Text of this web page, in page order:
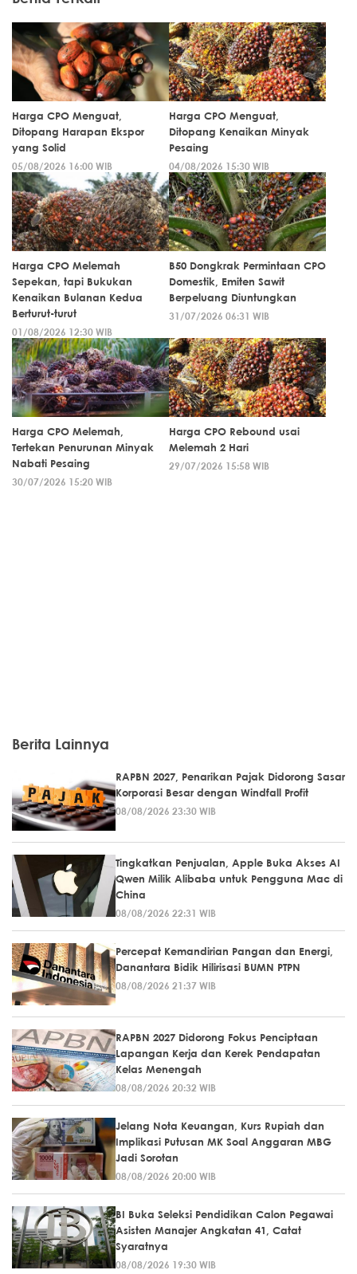
Harga CPO Menguat,
Ditopang Harapan Ekspor
yang Solid
05/08/2026 16:00 WIB
Harga CPO Menguat,
Ditopang Kenaikan Minyak
Pesaing
04/08/2026 15:30 WIB
Harga CPO Melemah
Sepekan, tapi Bukukan
Kenaikan Bulanan Kedua
Berturut-turut
01/08/2026 12:30 WIB
B50 Dongkrak Permintaan CPO
Domestik, Emiten Sawit
Berpeluang Diuntungkan
31/07/2026 06:31 WIB
Harga CPO Melemah,
Tertekan Penurunan Minyak
Nabati Pesaing
30/07/2026 15:20 WIB
Harga CPO Rebound usai
Melemah 2 Hari
29/07/2026 15:58 WIB
Berita Lainnya
RAPBN 2027, Penarikan Pajak Didorong Sasar
Korporasi Besar dengan Windfall Profit
08/08/2026 23:30 WIB
Tingkatkan Penjualan, Apple Buka Akses AI
Qwen Milik Alibaba untuk Pengguna Mac di
China
08/08/2026 22:31 WIB
Percepat Kemandirian Pangan dan Energi,
Danantara Bidik Hilirisasi BUMN PTPN
08/08/2026 21:37 WIB
RAPBN 2027 Didorong Fokus Penciptaan
Lapangan Kerja dan Kerek Pendapatan
Kelas Menengah
08/08/2026 20:32 WIB
Jelang Nota Keuangan, Kurs Rupiah dan
Implikasi Putusan MK Soal Anggaran MBG
Jadi Sorotan
08/08/2026 20:00 WIB
BI Buka Seleksi Pendidikan Calon Pegawai
Asisten Manajer Angkatan 41, Catat
Syaratnya
08/08/2026 19:30 WIB